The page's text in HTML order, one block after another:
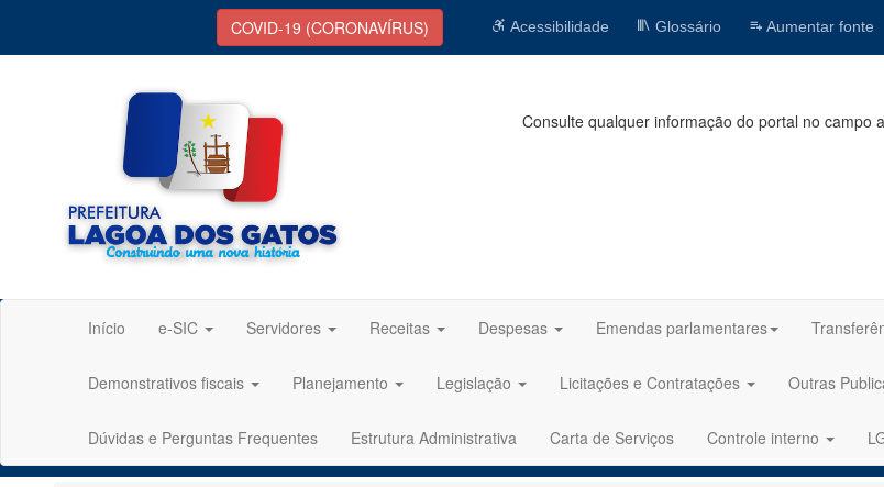
COVID-19 (CORONAVÍRUS) Acessibilidade Glossário Aumentar fonte
Consulte qualquer informação do portal no campo
Início e-SIC Servidores Receitas Despesas Emendas parlamentares
Demonstrativos fiscais Planejamento Legislação Licitações e Contratações Outras
Dúvidas e Perguntas Frequentes Estrutura Administrativa Carta de Serviços Controle interno